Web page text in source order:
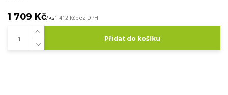
1 709 Kč/ks1 412 Kčbez DPH
Přidat do košíku